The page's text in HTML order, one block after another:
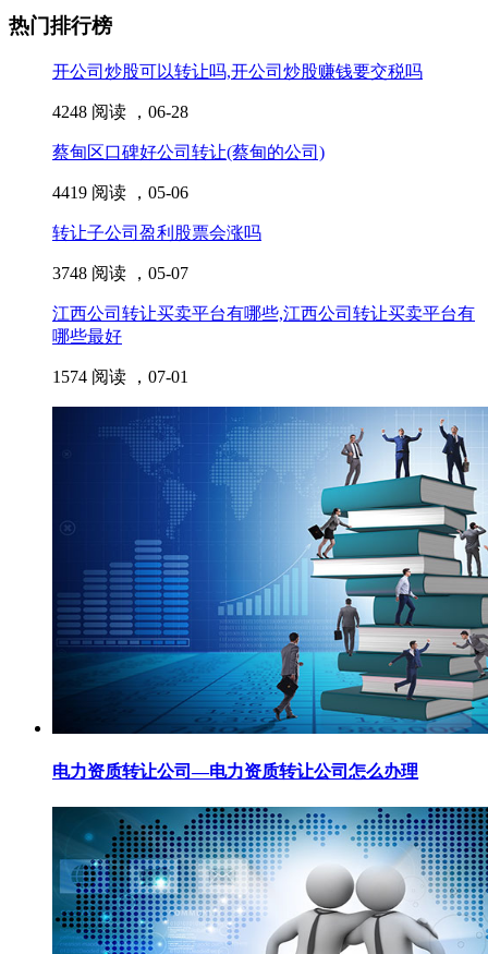
热门排行榜
开公司炒股可以转让吗,开公司炒股赚钱要交税吗
4248 阅读 ， 06-28
蔡甸区口碑好公司转让(蔡甸的公司)
4419 阅读 ， 05-06
转让子公司盈利股票会涨吗
3748 阅读 ， 05-07
江西公司转让买卖平台有哪些,江西公司转让买卖平台有
哪些最好
1574 阅读 ， 07-01
电力资质转让公司—电力资质转让公司怎么办理